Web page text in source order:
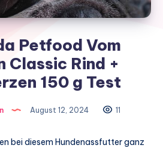
Petfood Vom
Classic Rind +
150 g Test
August 12, 2024 11
bei diesem Hundenassfutter ganz